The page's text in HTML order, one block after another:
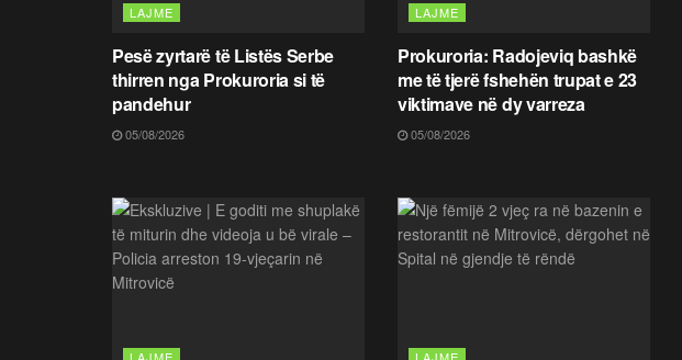
LAJME
Pesë zyrtarë të Listës Serbe
thirren nga Prokuroria si të
pandehur
05/08/2026
LAJME
Prokuroria: Radojeviq bashkë
me të tjerë fshehën trupat e 23
viktimave në dy varreza
05/08/2026